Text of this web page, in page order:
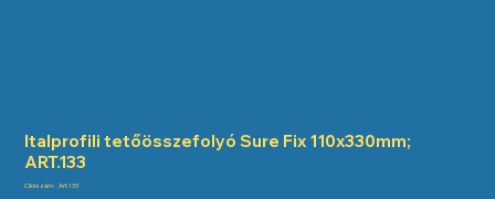
Italprofili tetőösszefolyó Sure Fix 110x330mm;
ART.133
Cikkszám: Cikkszám:
Art.133